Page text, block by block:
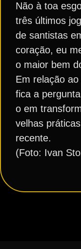
Não à toa
três últimos
de santistas
coração, eu
o maior bem
Em relação
fica a
o em
velhas
recente.
(Foto: Ivan